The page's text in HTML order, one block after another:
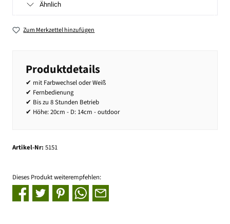
Ähnlich
Zum Merkzettel hinzufügen
Produktdetails
✔ mit Farbwechsel oder Weiß
✔ Fernbedienung
✔ Bis zu 8 Stunden Betrieb
✔ Höhe: 20cm - D: 14cm - outdoor
Artikel-Nr: 5151
Dieses Produkt weiterempfehlen: